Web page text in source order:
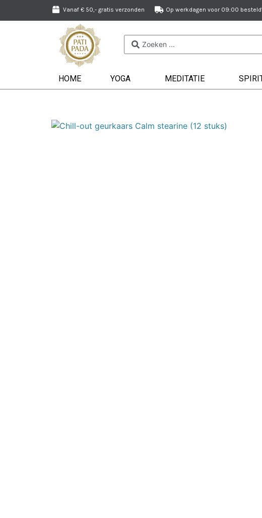
Vanaf € 50,- gratis verzonden Op werkdagen voor 09:00
HOME YOGA MEDITATIE